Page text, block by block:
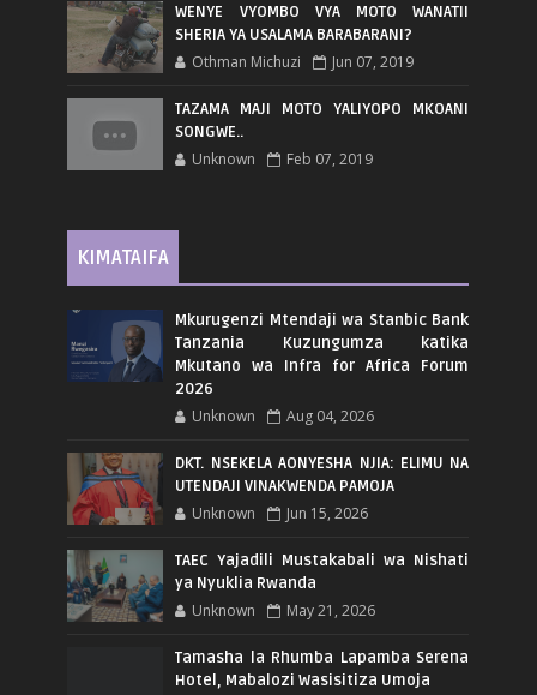
WENYE VYOMBO VYA MOTO WANATII
SHERIA YA USALAMA BARABARANI?
Othman Michuzi Jun 07, 2019
TAZAMA MAJI MOTO YALIYOPO MKOANI
SONGWE..
Unknown Feb 07, 2019
KIMATAIFA
Mkurugenzi Mtendaji wa Stanbic Bank
Tanzania Kuzungumza katika
Mkutano wa Infra for Africa Forum
2026
Unknown Aug 04, 2026
DKT. NSEKELA AONYESHA NJIA: ELIMU NA
UTENDAJI VINAKWENDA PAMOJA
Unknown Jun 15, 2026
TAEC Yajadili Mustakabali wa Nishati
ya Nyuklia Rwanda
Unknown May 21, 2026
Tamasha la Rhumba Lapamba Serena
Hotel, Mabalozi Wasisitiza Umoja